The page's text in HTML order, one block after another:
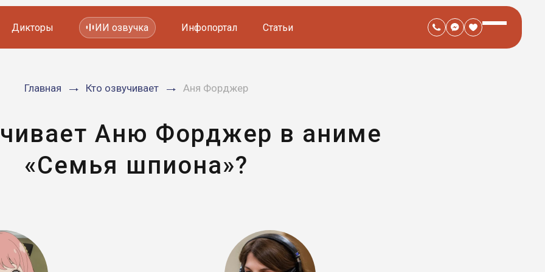
Мультфильмов
Дикторы ИИ озвучка Инфопортал Статьи
Главная Кто озвучивает Аня Форджер
Аню Форджер в аниме
«Семья шпиона»?